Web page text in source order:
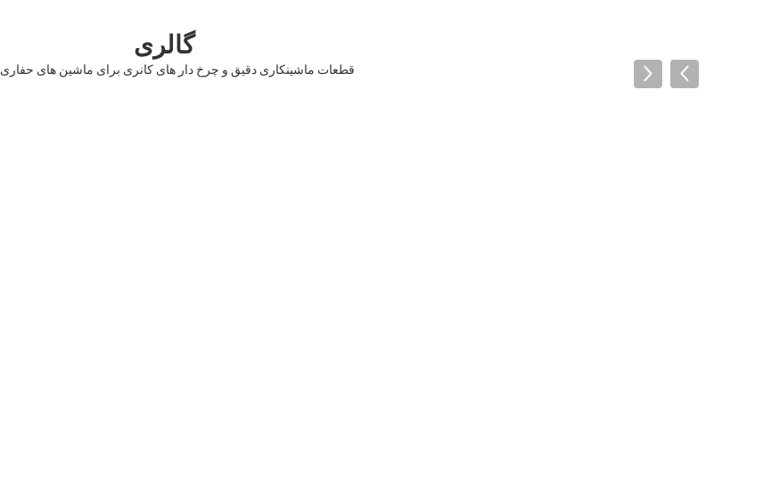
گالری
قطعات ماشینکاری دقیق و چرخ دار های کانری برای ماشین های حفاری CNC